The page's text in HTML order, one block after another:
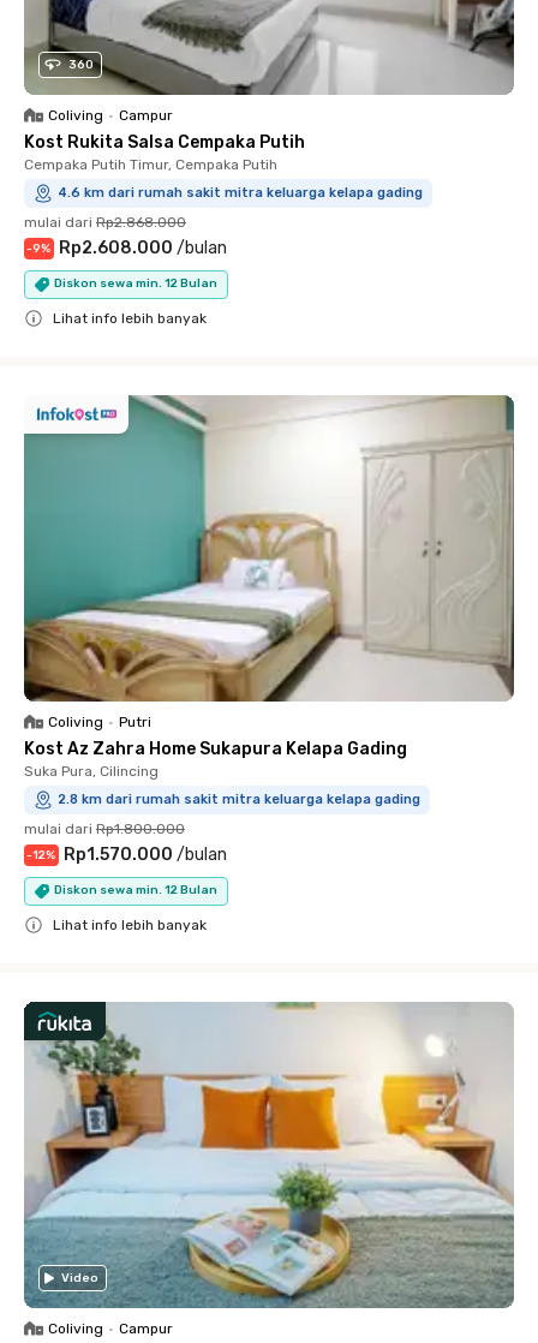
360
Coliving • Campur
Kost Rukita Salsa Cempaka Putih
Cempaka Putih Timur, Cempaka Putih
4.6 km dari rumah sakit mitra keluarga kelapa gading
mulai dari Rp2.868.000
-9% Rp2.608.000 /bulan
Diskon sewa min. 12 Bulan
Lihat info lebih banyak
Coliving • Putri
Kost Az Zahra Home Sukapura Kelapa Gading
Suka Pura, Cilincing
2.8 km dari rumah sakit mitra keluarga kelapa gading
mulai dari Rp1.800.000
-12% Rp1.570.000 /bulan
Diskon sewa min. 12 Bulan
Lihat info lebih banyak
Video
Coliving • Campur